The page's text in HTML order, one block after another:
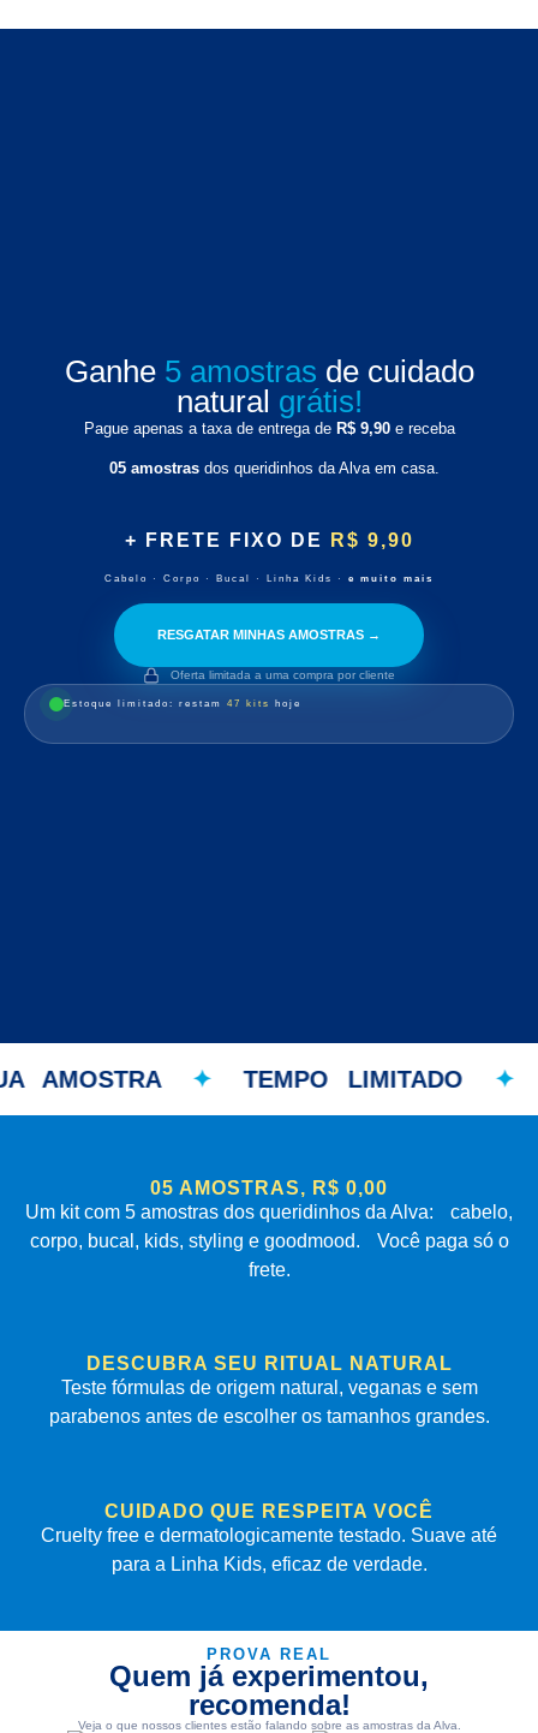
Ganhe5 amostras de cuidado
natural grátis!
Pague apenas a taxa de entrega de R$ 9,90e receba
05 amostrasdos queridinhos da Alva em casa.
+ FRETE FIXO DE R$ 9,90
Cabelo · Corpo · Bucal · Linha Kids · e muito mais
RESGATAR MINHAS AMOSTRAS →
Oferta limitada a uma compra por cliente
Estoque limitado: restam 47 kits hoje
AMOSTRA TEMPO LIMITADO ✦
05 AMOSTRAS, R$ 0,00
Um kit com 5 amostras dos queridinhos da Alva: cabelo,
corpo, bucal, kids, styling e goodmood. Você paga só o
frete.
DESCUBRA SEU RITUAL NATURAL
Teste fórmulas de origem natural, veganas e sem
parabenos antes de escolher os tamanhos grandes.
CUIDADO QUE RESPEITA VOCÊ
Cruelty free e dermatologicamente testado. Suave até
para a Linha Kids, eficaz de verdade.
PROVA REAL
Quem já experimentou,
recomenda!
Veja o que nossos clientes estão falando sobre as amostras da Alva.